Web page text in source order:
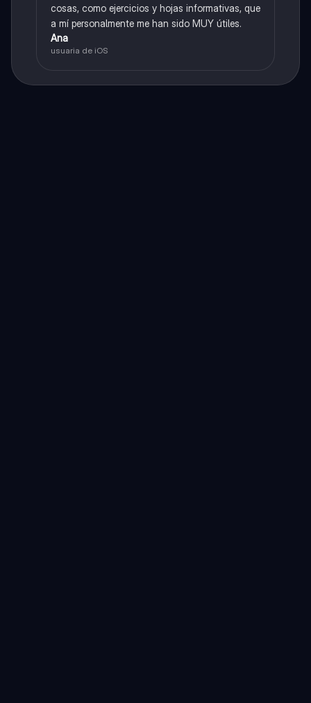
cosas, como ejercicios y hojas informativas, que
a mí personalmente me han sido MUY útiles.
Ana
usuaria de iOS